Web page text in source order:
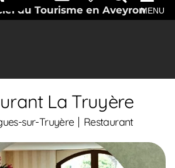
du Tourisme en AveyronMENU
La Truyère
sur-Truyère Restaurant